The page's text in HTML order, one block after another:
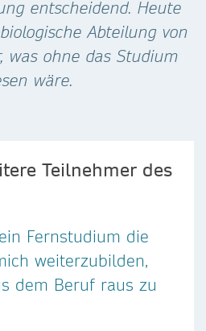
entscheidend. Heute
Abteilung von
was ohne das Studium
wäre.
Teilnehmer des
Fernstudium die
weiterzubilden,
dem Beruf raus zu